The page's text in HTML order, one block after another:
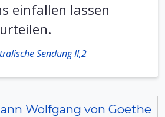
einfallen lassen
Sendung II,2
Wolfgang von Goethe